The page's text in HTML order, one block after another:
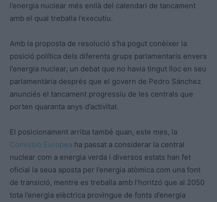
l’energia nuclear més enllà del calendari de tancament
amb el qual treballa l’executiu.
Amb la proposta de resolució s’ha pogut conèixer la
posició política dels diferents grups parlamentaris envers
l’energia nuclear, un debat que no havia tingut lloc en seu
parlamentària després que el govern de Pedro Sánchez
anunciés el tancament progressiu de les centrals que
porten quaranta anys d’activitat.
El posicionament arriba també quan, este mes, la
Comissió Europea ha passat a considerar la central
nuclear com a energia verda i diversos estats han fet
oficial la seua aposta per l’energia atòmica com una font
de transició, mentre es treballa amb l’horitzó que al 2050
tota l’energia elèctrica provingue de fonts d’energia